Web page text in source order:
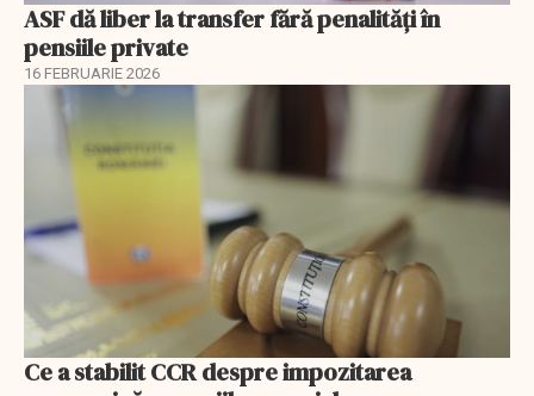
ASF dă liber la transfer fără penalități în
pensiile private
16 FEBRUARIE 2026
Ce a stabilit CCR despre impozitarea